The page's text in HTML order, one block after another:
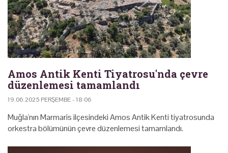
Amos Antik Kenti Tiyatrosu'nda çevre
düzenlemesi tamamlandı
19.06.2025 PERŞEMBE - 18:06
Muğla'nın Marmaris ilçesindeki Amos Antik Kenti tiyatrosunda
orkestra bölümünün çevre düzenlemesi tamamlandı.